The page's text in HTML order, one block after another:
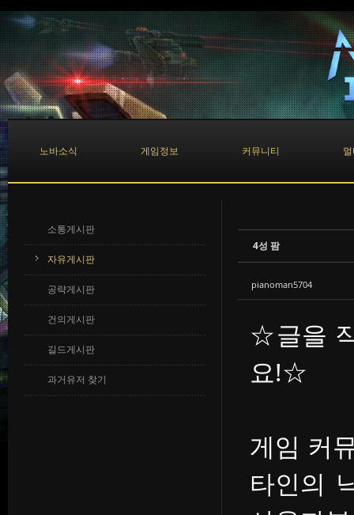
노바소식 게임정보 커뮤니티
소통게시판
자유게시판
공략게시판
건의게시판
길드게시판
과거유저 찾기
4성 팜
pianoman5704
☆글을
요!☆
게임 커
타인의
Sketchbook5, 스케치북5
Sketchbook5, 스케치북5